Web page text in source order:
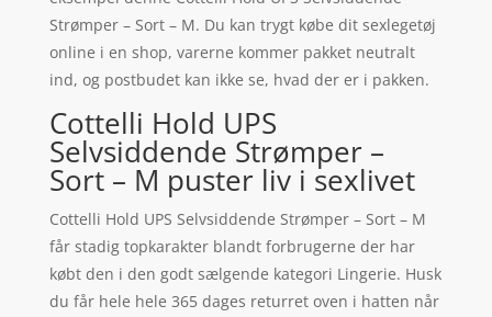
Strømper – Sort – M. Du kan trygt købe dit sexlegetøj
online i en shop, varerne kommer pakket neutralt
ind, og postbudet kan ikke se, hvad der er i pakken.
Cottelli Hold UPS
Selvsiddende Strømper –
Sort – M puster liv i sexlivet
Cottelli Hold UPS Selvsiddende Strømper – Sort – M
får stadig topkarakter blandt forbrugerne der har
købt den i den godt sælgende kategori Lingerie. Husk
du får hele hele 365 dages returret oven i hatten når